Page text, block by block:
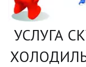
УСЛУГА